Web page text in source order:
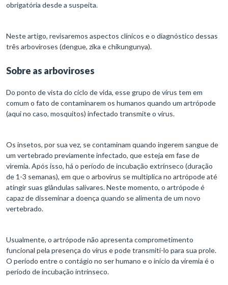
obrigatória desde a suspeita.
Neste artigo, revisaremos aspectos clínicos e o diagnóstico dessas
três arboviroses (dengue, zika e chikungunya).
Sobre as arboviroses
Do ponto de vista do ciclo de vida, esse grupo de vírus tem em
comum o fato de contaminarem os humanos quando um artrópode
(aqui no caso, mosquitos) infectado transmite o vírus.
Os insetos, por sua vez, se contaminam quando ingerem sangue de
um vertebrado previamente infectado, que esteja em fase de
viremia. Após isso, há o período de incubação extrínseco (duração
de 1-3 semanas), em que o arbovírus se multiplica no artrópode até
atingir suas glândulas salivares. Neste momento, o artrópode é
capaz de disseminar a doença quando se alimenta de um novo
vertebrado.
Usualmente, o artrópode não apresenta comprometimento
funcional pela presença do vírus e pode transmiti-lo para sua prole.
O período entre o contágio no ser humano e o início da viremia é o
período de incubação intrínseco.